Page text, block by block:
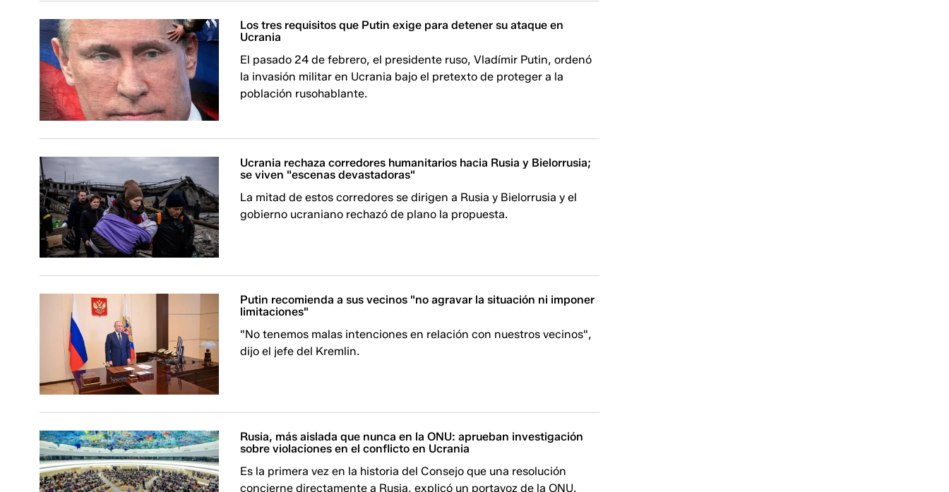
Los tres requisitos que Putin exige para detener su ataque en
Ucrania
El pasado 24 de febrero, el presidente ruso, Vladímir Putin, ordenó
la invasión militar en Ucrania bajo el pretexto de proteger a la
población rusohablante.
Ucrania rechaza corredores humanitarios hacia Rusia y Bielorrusia;
se viven "escenas devastadoras"
La mitad de estos corredores se dirigen a Rusia y Bielorrusia y el
gobierno ucraniano rechazó de plano la propuesta.
Putin recomienda a sus vecinos "no agravar la situación ni imponer
limitaciones"
"No tenemos malas intenciones en relación con nuestros vecinos",
dijo el jefe del Kremlin.
Rusia, más aislada que nunca en la ONU: aprueban investigación
sobre violaciones en el conflicto en Ucrania
Es la primera vez en la historia del Consejo que una resolución
concierne directamente a Rusia, explicó un portavoz de la ONU.